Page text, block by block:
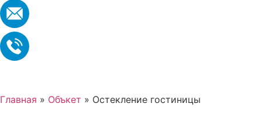
Главная » Объкет » Остекление гостиницы